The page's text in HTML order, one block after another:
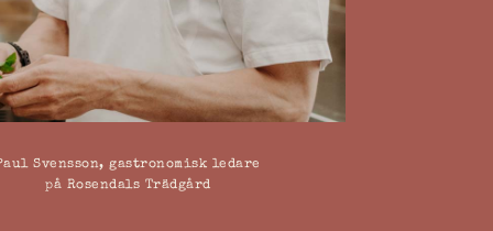
Svensson, gastronomisk ledare
på Rosendals Trädgård